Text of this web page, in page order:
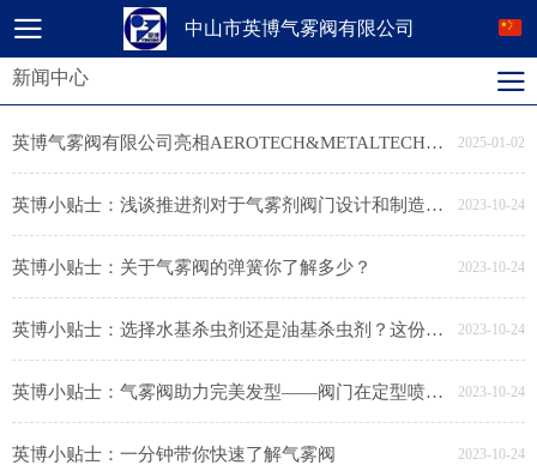
中山市英博气雾阀有限公司
新闻中心
英博气雾阀有限公司亮相AEROTECH&METALTECH 2024第十一届国际气雾剂展览会 2025-01-02
英博小贴士：浅谈推进剂对于气雾剂阀门设计和制造的影响 2023-10-24
英博小贴士：关于气雾阀的弹簧你了解多少？ 2023-10-24
英博小贴士：选择水基杀虫剂还是油基杀虫剂？这份攻略请收好了→ 2023-10-24
英博小贴士：气雾阀助力完美发型——阀门在定型喷雾中的应用 2023-10-24
英博小贴士：一分钟带你快速了解气雾阀 2023-10-24